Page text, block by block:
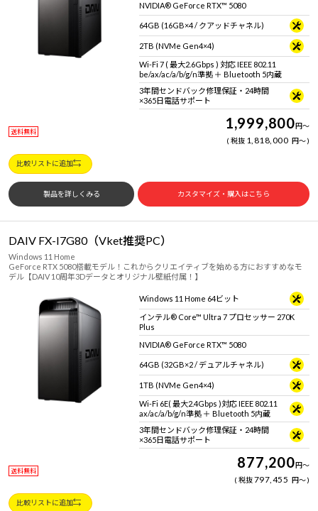
NVIDIA® GeForce RTX™ 5080
64GB (16GB×4 / クアッドチャネル)
2TB (NVMe Gen4×4)
Wi-Fi 7 ( 最大2.6Gbps ) 対応 IEEE 802.11
be/ax/ac/a/b/g/n準拠 ＋ Bluetooth 5内蔵
3年間センドバック修理保証・24時間
×365日電話サポート
送料無料 1,999,800円～
税抜 1,818,000 円～
比較リストに追加
製品を詳しくみる カスタマイズ・購入はこちら
DAIV FX-I7G80（Vket推奨PC）
Windows 11 Home
GeForce RTX 5080搭載モデル！これからクリエイティブを始める方におすすめなモ
デル【DAIV 10周年3Dデータとオリジナル壁紙付属！】
Windows 11 Home 64ビット
インテル® Core™ Ultra 7 プロセッサー 270K
Plus
NVIDIA® GeForce RTX™ 5080
64GB (32GB×2 / デュアルチャネル)
1TB (NVMe Gen4×4)
Wi-Fi 6E( 最大2.4Gbps )対応 IEEE 802.11
ax/ac/a/b/g/n準拠 ＋ Bluetooth 5内蔵
3年間センドバック修理保証・24時間
×365日電話サポート
送料無料 877,200円～
税抜797,455 円～
比較リストに追加